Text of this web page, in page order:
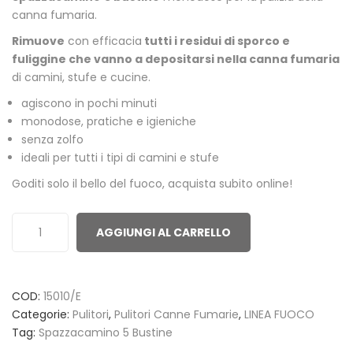
on
customer
ratings
canna fumaria.
Rimuove con efficacia tutti i residui di sporco e
fuliggine che vanno a depositarsi nella canna fumaria
di camini, stufe e cucine.
agiscono in pochi minuti
monodose, pratiche e igieniche
senza zolfo
ideali per tutti i tipi di camini e stufe
Goditi solo il bello del fuoco, acquista subito online!
AGGIUNGI AL CARRELLO
COD: 15010/E
Categorie: Pulitori, Pulitori Canne Fumarie, LINEA FUOCO
Tag: Spazzacamino 5 Bustine